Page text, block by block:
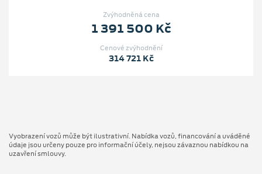
Zvýhodněná cena
1 391 500 Kč
Cenové zvýhodnění
314 721 Kč
Vyobrazení vozů může být ilustrativní. Nabídka vozů, financování a uváděné
údaje jsou určeny pouze pro informační účely, nejsou závaznou nabídkou na
uzavření smlouvy.